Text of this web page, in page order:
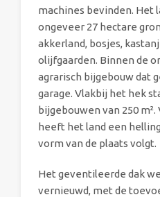
machines bevinden. Het
ongeveer 27 hectare
akkerland, bosjes,
olijfgaarden. Binnen de
agrarisch bijgebouw dat
garage. Vlakbij het hek
bijgebouwen van 250
heeft het land een
vorm van de plaats volgt.
Het geventileerde dak
vernieuwd, met de